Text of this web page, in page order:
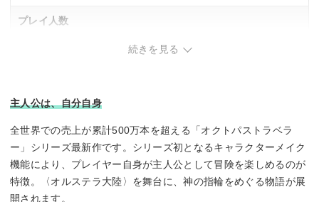
プレイ人数
–
続きを見る
主人公は、自分自身
全世界での売上が累計500万本を超える「オクトパストラベラ
ー」シリーズ最新作です。シリーズ初となるキャラクターメイク
機能により、プレイヤー自身が主人公として冒険を楽しめるのが
特徴。〈オルステラ大陸〉を舞台に、神の指輪をめぐる物語が展
開されます。